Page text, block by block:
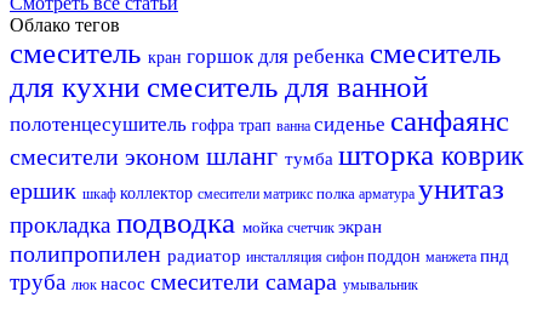
Облако тегов
смеситель кран горшок для ребенка смеситель
для кухни смеситель для ванной
полотенцесушитель гофра трап ванна сиденье санфаянс
смесители эконом шланг тумба шторка коврик
ершик шкаф коллектор смесители матрикс полка арматура унитаз
прокладка подводка мойка счетчик экран
полипропилен радиатор инсталляция сифон поддон манжета пнд
труба люк насос смесители самара умывальник